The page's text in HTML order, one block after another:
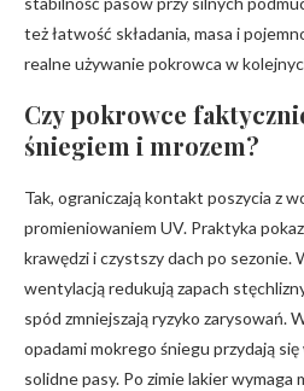
też łatwość składania, masa i
realne używanie pokrowca w
Czy pokrowce
śniegiem i mrozem?
Tak, ograniczają kontakt poszycia z
promieniowaniem UV. Praktyka
krawędzi i czystszy dach po sezonie.
wentylacją redukują zapach
spód zmniejszają ryzyko zarysowań.
opadami mokrego śniegu przydają
solidne pasy. Po zimie lakier wymaga